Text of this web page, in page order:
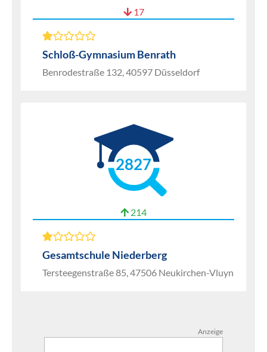
17
Schloß-Gymnasium Benrath
Benrodestraße 132, 40597 Düsseldorf
2827
214
Gesamtschule Niederberg
Tersteegenstraße 85, 47506 Neukirchen-Vluyn
Anzeige